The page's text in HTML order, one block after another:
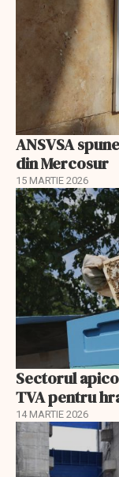
ANSVSA
din Mercosur
15 MARTIE 2026
Sectorul
TVA pentru
14 MARTIE 2026
EXCLUSIV